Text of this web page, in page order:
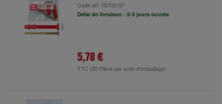
Code art. 78705187
Délai de livraison : 2-3 jours ouvrés
5,78 €
TTC (50 Pièce par unité d'emballage)